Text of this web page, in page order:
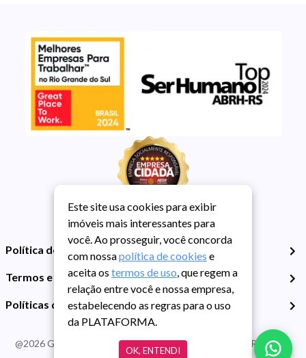
Política de Privacidade
Termos e Condições de Uso
Políticas de Cookies
@2026Guarida Imóvel. Todos os direitos reservados. CRECI RS -
Este site usa cookies para exibir
imóveis mais interessantes para
você. Ao prosseguir, você concorda
com nossapolítica de cookies e
aceita os termos de uso, que regem a
relação entre você e nossa empresa,
estabelecendo as regras para o uso
da PLATAFORMA.
OK, ENTENDI